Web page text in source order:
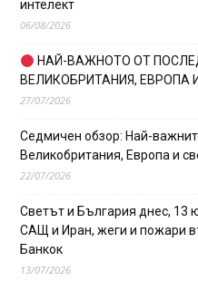
интелект
06/08/2026
НАЙ-ВАЖНОТО ОТ
ВЕЛИКОБРИТАНИЯ, ЕВРОПА
27/07/2026
Седмичен обзор: Най-
Великобритания, Европа и
22/07/2026
Светът и България днес, 13
САЩ и Иран, жеги и пожари
Банкок
13/07/2026